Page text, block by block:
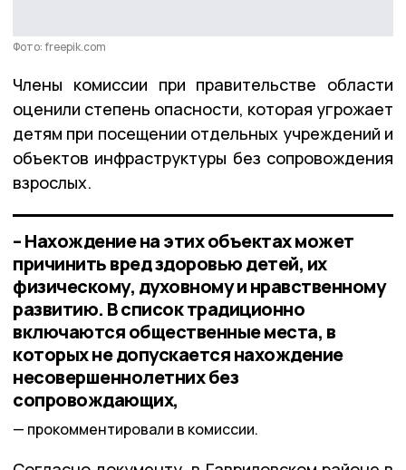
Фото: freepik.com
Члены комиссии при правительстве области
оценили степень опасности, которая угрожает
детям при посещении отдельных учреждений и
объектов инфраструктуры без сопровождения
взрослых.
– Нахождение на этих объектах может
причинить вред здоровью детей, их
физическому, духовному и нравственному
развитию. В список традиционно
включаются общественные места, в
которых не допускается нахождение
несовершеннолетних без
сопровождающих,
прокомментировали в комиссии.